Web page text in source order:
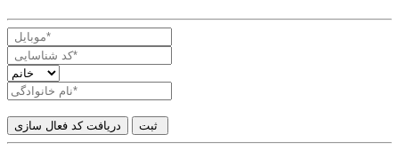
دریافت کد فعال سازی